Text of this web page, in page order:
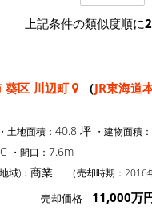
上記条件の類似度順に
葵区 川辺町 （JR東海道
・土地面積： 40.8 坪 ・建物面積：
・間口： 7.6m
域)： 商業 （売却時期：2016
売却価格 11,000万